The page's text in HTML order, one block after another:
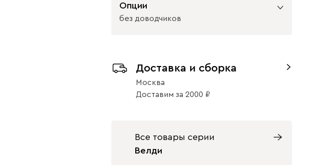
Опции
без доводчиков
с доводчиками без доводчиков
Доставка и сборка
Москва
Доставим за 2000
Все товары серии
Велди